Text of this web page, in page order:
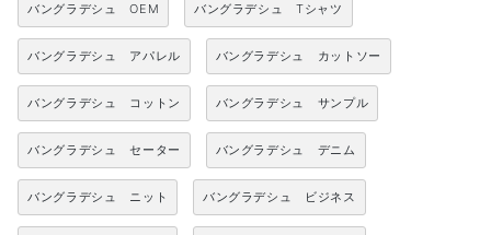
バングラデシュ OEM バングラデシュ Tシャツ
バングラデシュ アパレル バングラデシュ カットソー
バングラデシュ コットン バングラデシュ サンプル
バングラデシュ セーター バングラデシュ デニム
バングラデシュ ニット バングラデシュ ビジネス